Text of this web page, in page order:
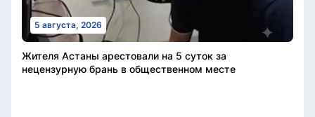
5 августа, 2026
Жителя Астаны арестовали на 5 суток за
нецензурную брань в общественном месте